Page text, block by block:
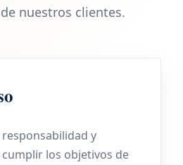
nuestros clientes.
y
los objetivos de